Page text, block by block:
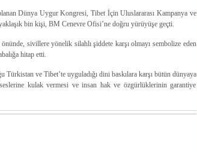
Dünya Uygur Kongresi, Tibet İçin Uluslararası Kampanya ve
bin kişi, BM Cenevre Ofisi’ne doğru yürüyüşe geçti.
sivillere yönelik silahlı şiddete karşı olmayı sembolize eden
hitap etti.
ve Tibet’te uyguladığı dini baskılara karşı bütün dünyaya
kulak vermesi ve insan hak ve özgürlüklerinin garantiye